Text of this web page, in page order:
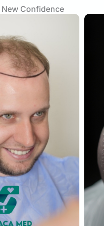
Confidence